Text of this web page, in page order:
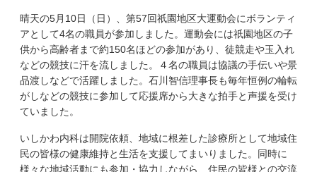
私達について
晴天の5月10日（日）、第57回祇園地区大運動会にボランティ
アとして4名の職員が参加しました。運動会には祇園地区の子
供から高齢者まで約150名ほどの参加があり、徒競走や玉入れ
などの競技に汗を流しました。４名の職員は協議の手伝いや景
品渡しなどで活躍しました。石川智信理事長も毎年恒例の輪転
がしなどの競技に参加して応援席から大きな拍手と声援を受け
ていました。
いしかわ内科は開院依頼、地域に根差した診療所として地域住
民の皆様の健康維持と生活を支援してまいりました。同時に
様々な地域活動にも参加・協力しながら、住民の皆様との交流